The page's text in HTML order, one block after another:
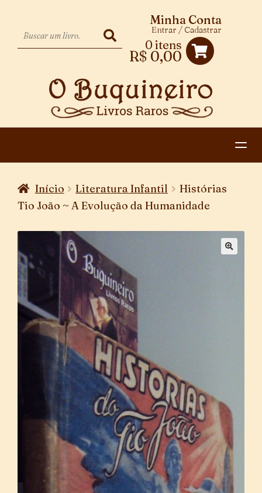
0 itens
R$ 0,00
Minha Conta
Entrar / Cadastrar
CATEGORIAS
EXPANDIR
MENU
Início Literatura Infantil
Histórias
Tio João ~ A Evolução da Humanidade